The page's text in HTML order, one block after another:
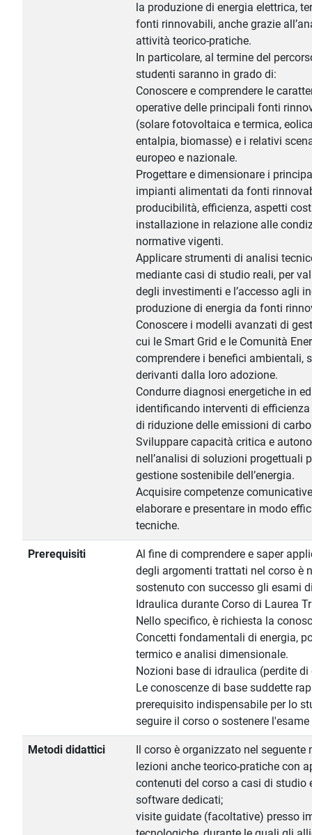
la produzione di energia elettrica,
fonti rinnovabili, anche grazie
attività teorico-pratiche.
In particolare, al termine del
studenti saranno in grado di:
Conoscere e comprendere le
operative delle principali fonti
(solare fotovoltaica e termica,
entalpia, biomasse) e i relativi
europeo e nazionale.
Progettare e dimensionare i
impianti alimentati da fonti
producibilità, efficienza, aspetti
installazione in relazione alle
normative vigenti.
Applicare strumenti di analisi
mediante casi di studio reali, per
degli investimenti e l’accesso agli
produzione di energia da fonti
Conoscere i modelli avanzati di
cui le Smart Grid e le Comunità
comprendere i benefici ambientali,
derivanti dalla loro adozione.
Condurre diagnosi energetiche in
identificando interventi di
di riduzione delle emissioni di
Sviluppare capacità critica e
nell’analisi di soluzioni progettuali
gestione sostenibile dell’energia.
Acquisire competenze
elaborare e presentare in modo
tecniche.
Prerequisiti
Al fine di comprendere e saper
degli argomenti trattati nel corso è
sostenuto con successo gli esami
Idraulica durante Corso di Laurea
Nello specifico, è richiesta la
Concetti fondamentali di energia,
termico e analisi dimensionale.
Nozioni base di idraulica (perdite di
Le conoscenze di base suddette
prerequisito indispensabile per lo
seguire il corso o sostenere
Metodi didattici
Il corso è organizzato nel seguente
lezioni anche teorico-pratiche con
contenuti del corso a casi di studio
software dedicati;
visite guidate (facoltative) presso